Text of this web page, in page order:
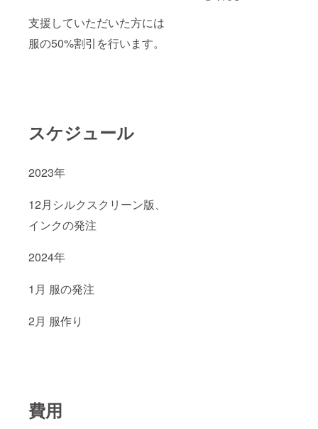
支援していただいた方には
服の50%割引を行います。
スケジュール
2023年
12月シルクスクリーン版、
インクの発注
2024年
1月 服の発注
2月 服作り
費用